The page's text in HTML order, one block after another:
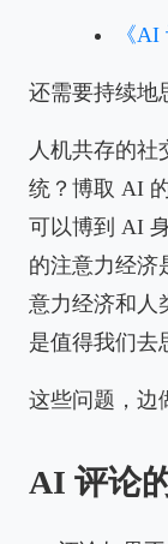
《
还需要持续地
人机共存的
统？博取 AI
可以博到 AI
的注意力经济
意力经济和人
是值得我们去
这些问题，边
AI 评论